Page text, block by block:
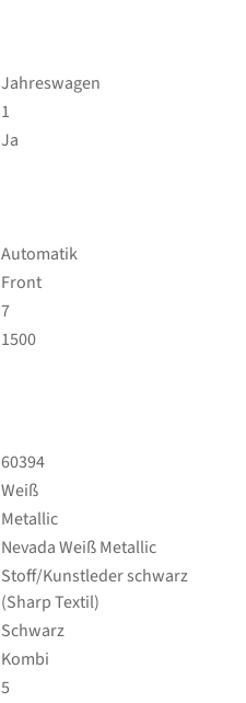
Jahreswagen
1
Ja
Automatik
Front
7
1500
60394
Weiß
Metallic
Nevada Weiß Metallic
Stoff/Kunstleder schwarz
(Sharp Textil)
Schwarz
Kombi
5